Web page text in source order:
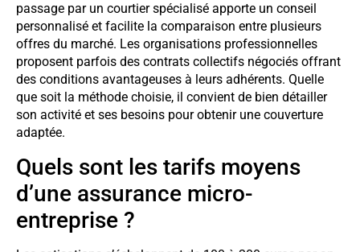
passage par un courtier spécialisé apporte un conseil
personnalisé et facilite la comparaison entre plusieurs
offres du marché. Les organisations professionnelles
proposent parfois des contrats collectifs négociés offrant
des conditions avantageuses à leurs adhérents. Quelle
que soit la méthode choisie, il convient de bien détailler
son activité et ses besoins pour obtenir une couverture
adaptée.
Quels sont les tarifs moyens
d’une assurance micro-
entreprise ?